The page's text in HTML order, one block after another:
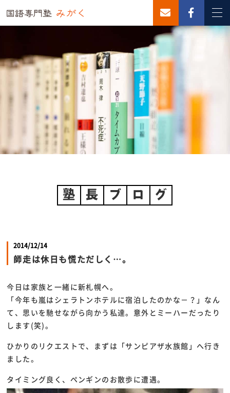
塾 長 ブ ロ グ
2014/12/14
師走は休日も慌ただしく…。
今日は家族と一緒に新札幌へ。
「今年も嵐はシェラトンホテルに宿泊したのかな－？」なん
て、思いを馳せながら向かう私達。意外とミーハーだったり
します(笑)。
ひかりのリクエストで、まずは「サンピアザ水族館」へ行き
ました。
タイミング良く、ペンギンのお散歩に遭遇。